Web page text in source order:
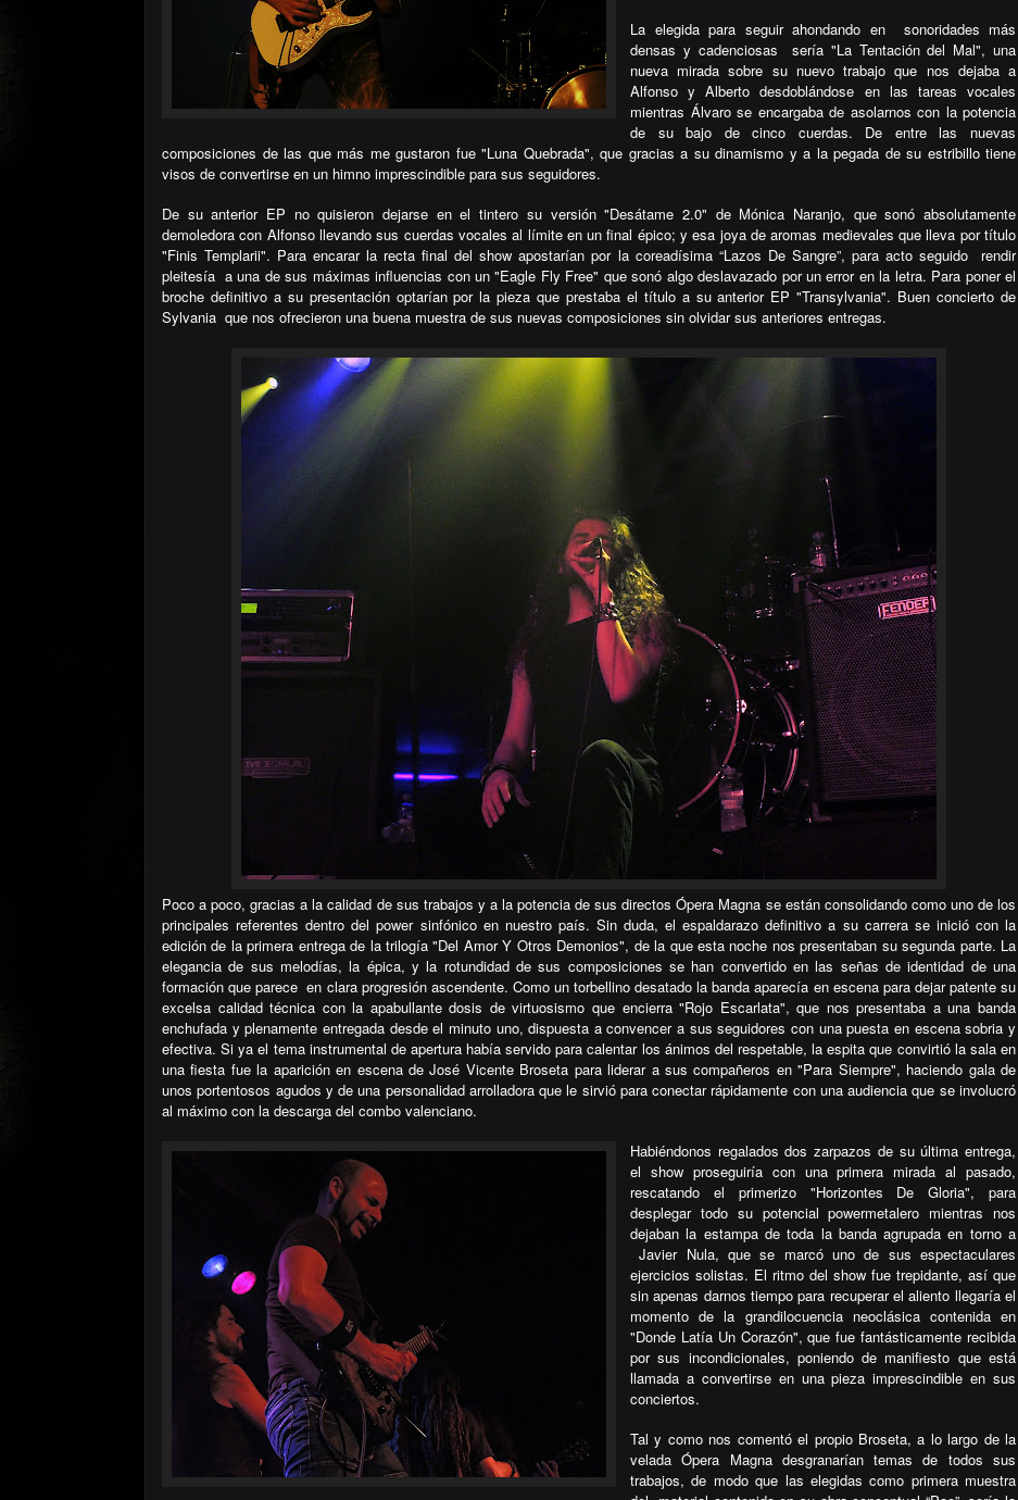
La elegida para seguir ahondando en
sonoridades más
densas y cadenciosas
sería "La Tentación del Mal", una
nueva mirada sobre su nuevo trabajo que nos dejaba a
Alfonso y Alberto desdoblándose en las tareas vocales
mientras Álvaro se encargaba de asolarnos con la potencia
de su bajo de cinco cuerdas. De entre las nuevas
composiciones de las que más me gustaron fue "Luna Quebrada", que gracias a su dinamismo y a la pegada de su estribillo tiene
visos de convertirse en un himno imprescindible para sus seguidores.
De su anterior EP no quisieron dejarse en el tintero su versión "Desátame 2.0" de Mónica Naranjo, que sonó absolutamente
demoledora con Alfonso llevando sus cuerdas vocales al límite en un final épico; y esa joya de aromas medievales que lleva por título
"Finis Templarii". Para encarar la recta final del show apostarían por la coreadísima “Lazos De Sangre”, para acto seguido
rendir
pleitesía a una de sus máximas influencias con un "Eagle Fly Free" que sonó algo deslavazado por un error en la letra. Para poner el
broche definitivo a su presentación optarían por la pieza que prestaba el título a su anterior EP "Transylvania". Buen concierto de
Sylvania que nos ofrecieron una buena muestra de sus nuevas composiciones sin olvidar sus anteriores entregas.
Poco a poco, gracias a la calidad de sus trabajos y a la potencia de sus directos Ópera Magna se están consolidando como uno de los
principales referentes dentro del power sinfónico en nuestro país. Sin duda, el espaldarazo definitivo a su carrera se inició con la
edición de la primera entrega de la trilogía "Del Amor Y Otros Demonios", de la que esta noche nos presentaban su segunda parte. La
elegancia de sus melodías, la épica, y la rotundidad de sus composiciones se han convertido en las señas de identidad de una
formación que parece en clara progresión ascendente. Como un torbellino desatado la banda aparecía en escena para dejar patente su
excelsa calidad técnica con la apabullante dosis de virtuosismo que encierra "Rojo Escarlata", que nos presentaba a una banda
enchufada y plenamente entregada desde el minuto uno, dispuesta a convencer a sus seguidores con una puesta en escena sobria y
efectiva. Si ya el tema instrumental de apertura había servido para calentar los ánimos del respetable, la espita que convirtió la sala en
una fiesta fue la aparición en escena de José Vicente Broseta para liderar a sus compañeros en "Para Siempre", haciendo gala de
unos portentosos agudos y de una personalidad arrolladora que le sirvió para conectar rápidamente con una audiencia que se involucró
al máximo con la descarga del combo valenciano.
Habiéndonos regalados dos zarpazos de su última entrega,
el show proseguiría con una primera mirada al pasado,
rescatando el primerizo "Horizontes De Gloria", para
desplegar todo su potencial powermetalero mientras nos
dejaban la estampa de toda la banda agrupada en torno a
Javier Nula, que se marcó uno de sus espectaculares
ejercicios solistas. El ritmo del show fue trepidante, así que
sin apenas darnos tiempo para recuperar el aliento llegaría el
momento de la grandilocuencia neoclásica contenida en
"Donde Latía Un Corazón", que fue fantásticamente recibida
por sus incondicionales, poniendo de manifiesto que está
llamada a convertirse en una pieza imprescindible en sus
conciertos.
Tal y como nos comentó el propio Broseta, a lo largo de la
velada Ópera Magna desgranarían temas de todos sus
trabajos, de modo que las elegidas como primera muestra